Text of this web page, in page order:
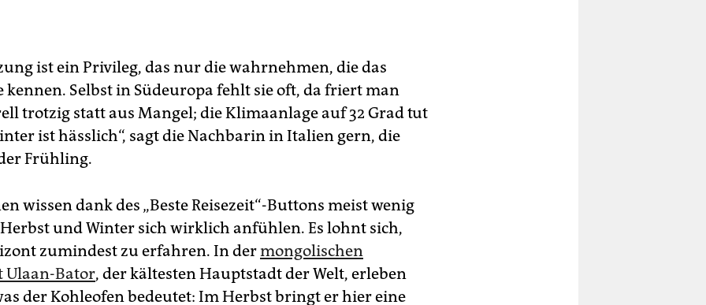
ist ein Privileg, das nur die wahrnehmen, die das
kennen. Selbst in Südeuropa fehlt sie oft, da friert man
trotzig statt aus Mangel; die Klimaanlage auf 32 Grad tut
ist hässlich“, sagt die Nachbarin in Italien gern, die
Frühling.
wissen dank des „Beste Reisezeit“-Buttons meist wenig
und Winter sich wirklich anfühlen. Es lohnt sich,
zumindest zu erfahren. In dermongolischen
Ulaan-Bator, der kältesten Hauptstadt der Welt, erleben
der Kohleofen bedeutet: Im Herbst bringt er hier eine